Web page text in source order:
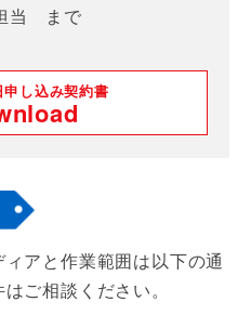
当 まで
し込み契約書
アと作業範囲は以下の通
ご相談ください。